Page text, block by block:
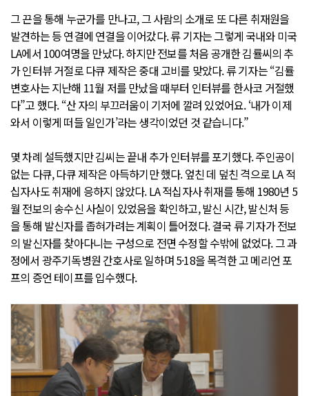
그 끈을 통해 누군가를 만나고, 그 사람의 소개로 또 다른 취재원을
발견하는 등 연결에 연결을 이어갔다. 류 기자는 그렇게 국내와 미국
LA에서 100여명을 만났다. 하지만 전보를 처음 공개한 김률씨의 추
가 인터뷰 거절로 다큐 제작은 중대 고비를 맞았다. 류 기자는 “김률
변호사는 지난해 11월 저를 만났을 때부터 인터뷰를 한사코 거절했
다”고 했다. “산 자의 부끄러움이 기저에 깔려 있었어요. ‘내가 이제
와서 이렇게 떠들 일인가’라는 생각이었던 것 같습니다.”
몇 차례 설득했지만 김씨는 끝내 추가 인터뷰를 포기했다. 주인공이
없는 다큐, 다큐 제작은 아득하기만 했다. 엎친 데 덮친 격으로 LA 적
십자사도 취재에 응하지 않았다. LA 적십자사 취재를 통해 1980년 5
월 전보의 송수신 사실이 있었음을 확인하고, 발신 시간, 발신처 등
을 통해 발신자를 좁혀가려는 계획이 틀어졌다. 결국 류 기자가 전보
의 발신자를 찾아다니는 구성으로 전면 수정할 수밖에 없었다. 그 과
정에서 광주기독병원 간호사로 일하며 5·18을 목격한 고 메리언 포
프의 증언 테이프를 입수했다.